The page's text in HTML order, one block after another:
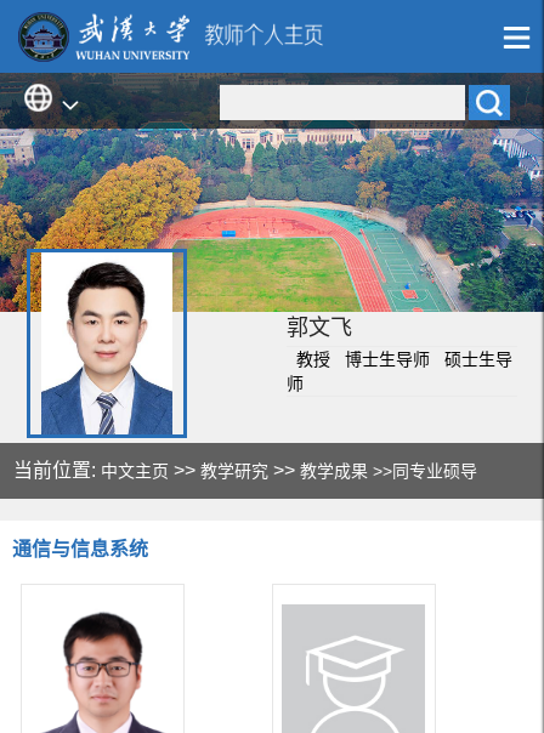
郭文飞
教授 博士生导师 硕士生导
师
当前位置: 中文主页 >>教学研究 >>教学成果 >>同专业硕导
通信与信息系统